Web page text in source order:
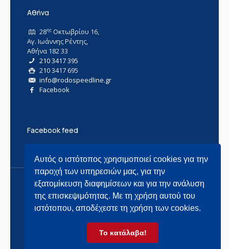
Αυτός ο ιστότοπος χρησιμοποιεί cookies για την
παροχή των υπηρεσιών μας, για την
εξατομίκευση διαφημίσεων και για την ανάλυση
της επισκεψιμότητας. Με τη χρήση αυτού του
ιστότοπου, αποδέχεστε τη χρήση των cookies.
Το κατάλαβα!
Αθήνα
28ης Οκτωβρίου 16,
Αγ. Ιωάννης Ρέντης,
Αθήνα 182 33
210 3417 395
210 3417 695
info@rodospeedline.gr
Facebook
Facebook feed
© 2021 Rodos Speed Line, All Rights Reserved |
Powered by